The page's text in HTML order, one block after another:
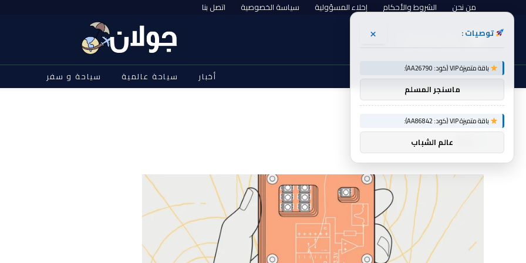
من نحن الشروط والأحكام إخلاء المسؤولية سياسة الخصوصية اتصل بنا
أخبار سياحة عالمية سياحة و سفر
الرئيسية » بيتا
توصيات : ×
باقة متميزة VIP (كود: AA26790):
ماسنجر المسلم
باقة متميزة VIP (كود: AA86842):
عالم الشباب